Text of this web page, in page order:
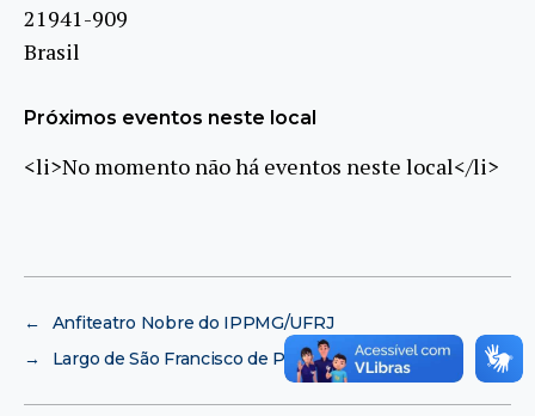
21941-909
Brasil
Próximos eventos neste local
<li>No momento não há eventos neste local</li>
←
Anfiteatro Nobre do IPPMG/UFRJ
→
Largo de São Francisco de Paula